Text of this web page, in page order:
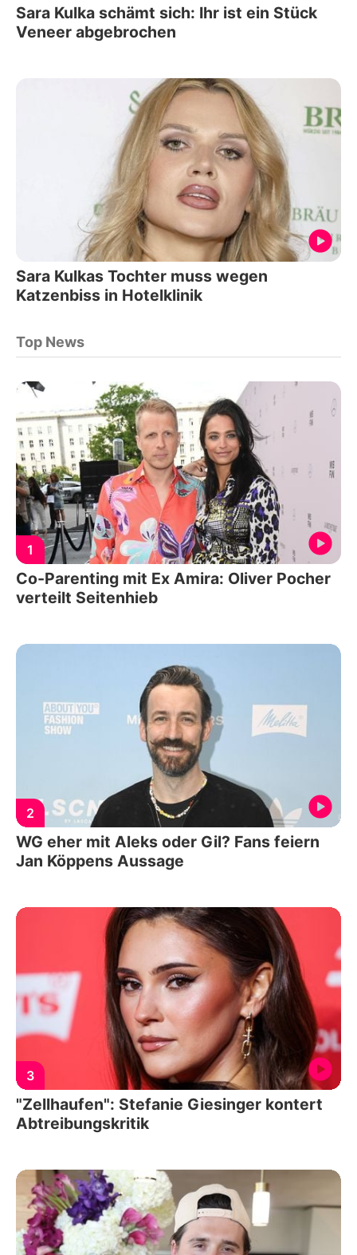
Sara Kulka schämt sich: Ihr ist ein Stück
Veneer abgebrochen
Sara Kulkas Tochter muss wegen
Katzenbiss in Hotelklinik
Top News
1
Co-Parenting mit Ex Amira: Oliver Pocher
verteilt Seitenhieb
2
WG eher mit Aleks oder Gil? Fans feiern
Jan Köppens Aussage
3
"Zellhaufen": Stefanie Giesinger kontert
Abtreibungskritik